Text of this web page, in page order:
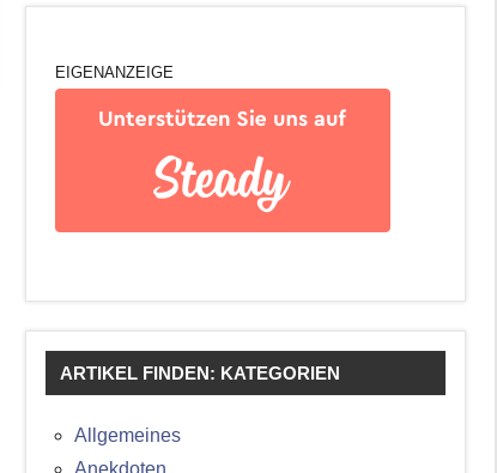
EIGENANZEIGE
ARTIKEL FINDEN: KATEGORIEN
Allgemeines